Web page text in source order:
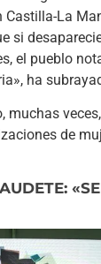
Castilla-La
si
el pueblo
ha
muchas
de